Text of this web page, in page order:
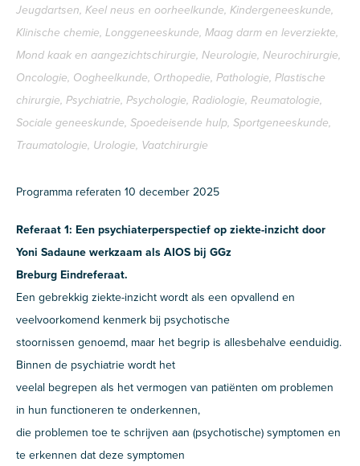
Jeugdartsen, Keel neus en oorheelkunde, Kindergeneeskunde,
Klinische chemie, Longgeneeskunde, Maag darm en leverziekte,
Mond kaak en aangezichtschirurgie, Neurologie, Neurochirurgie,
Oncologie, Oogheelkunde, Orthopedie, Pathologie, Plastische
chirurgie, Psychiatrie, Psychologie, Radiologie, Reumatologie,
Sociale geneeskunde, Spoedeisende hulp, Sportgeneeskunde,
Traumatologie, Urologie, Vaatchirurgie
Programma referaten 10 december 2025
Referaat 1: Een psychiaterperspectief op ziekte-inzicht door
Yoni Sadaune werkzaam als AIOS bij GGz
Breburg Eindreferaat.
Een gebrekkig ziekte-inzicht wordt als een opvallend en
veelvoorkomend kenmerk bij psychotische
stoornissen genoemd, maar het begrip is allesbehalve eenduidig.
Binnen de psychiatrie wordt het
veelal begrepen als het vermogen van patiënten om problemen
in hun functioneren te onderkennen,
die problemen toe te schrijven aan (psychotische) symptomen en
te erkennen dat deze symptomen